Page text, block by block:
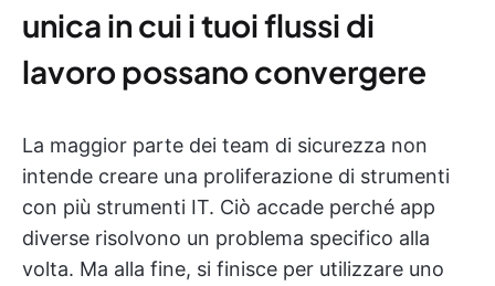
unica in cui i tuoi flussi di
lavoro possano convergere
La maggior parte dei team di sicurezza non
intende creare una proliferazione di strumenti
con più strumenti IT. Ciò accade perché app
diverse risolvono un problema specifico alla
volta. Ma alla fine, si finisce per utilizzare uno